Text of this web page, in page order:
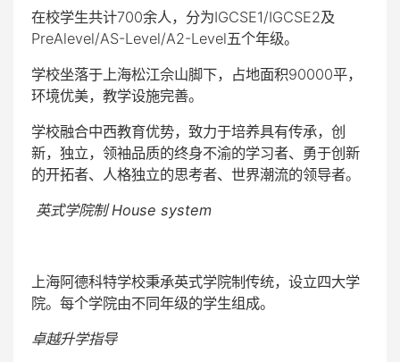
在校学生共计700余人，分为IGCSE1/IGCSE2及
PreAlevel/AS-Level/A2-Level五个年级。
学校坐落于上海松江佘山脚下，占地面积90000平，
环境优美，教学设施完善。
学校融合中西教育优势，致力于培养具有传承，创
新，独立，领袖品质的终身不渝的学习者、勇于创新
的开拓者、人格独立的思考者、世界潮流的领导者。
英式学院制 House system
上海阿德科特学校秉承英式学院制传统，设立四大学
院。每个学院由不同年级的学生组成。
卓越升学指导